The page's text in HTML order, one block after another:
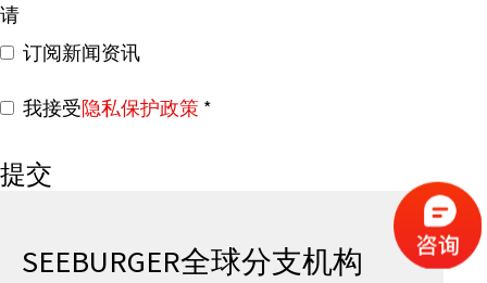
请
订阅新闻资讯
我接受隐私保护政策
提交
SEEBURGER全球分支机构